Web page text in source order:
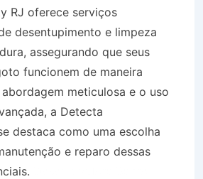
RJ oferece serviços
desentupimento e limpeza
assegurando que seus
funcionem de maneira
meticulosa e o uso
a Detecta
destaca como uma escolha
e reparo dessas